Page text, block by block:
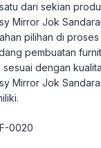
dari sekian
Mirror Jok
pilihan di
pembuatan
dengan
Mirror Jok
0020